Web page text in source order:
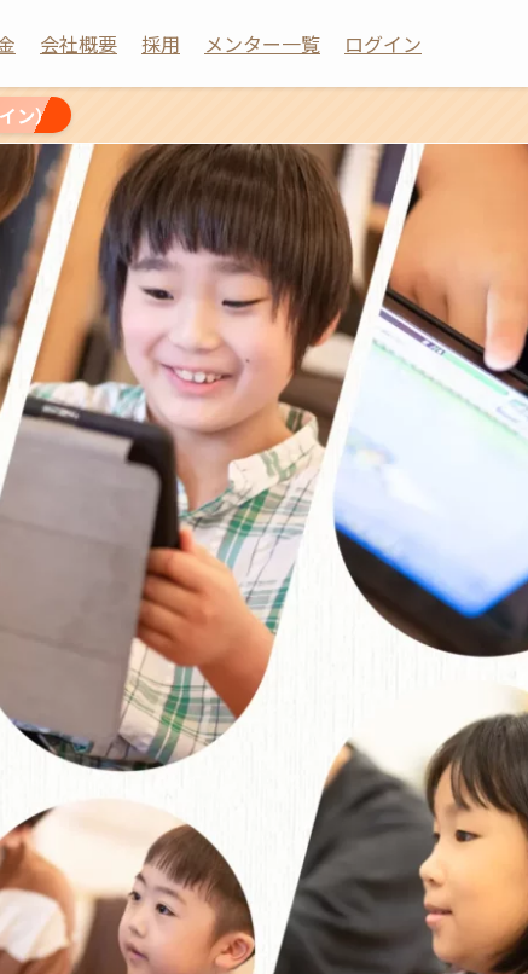
会社概要 採用 メンター一覧 ログイン
ン）